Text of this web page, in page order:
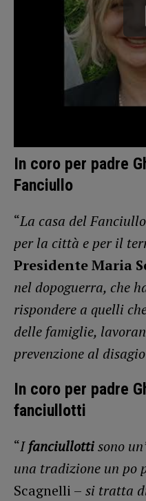
In coro per padre
Fanciullo
“La casa del
per la città e per il
Presidente Maria
nel dopoguerra, che
rispondere a quelli
delle famiglie,
prevenzione al
In coro per padre
fanciullotti
“Ifanciullottisono
una tradizione un po
Scagnelli – si tratta